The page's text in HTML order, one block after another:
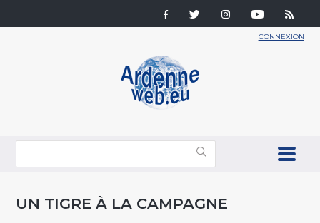
CONNEXION
UN TIGRE À LA CAMPAGNE